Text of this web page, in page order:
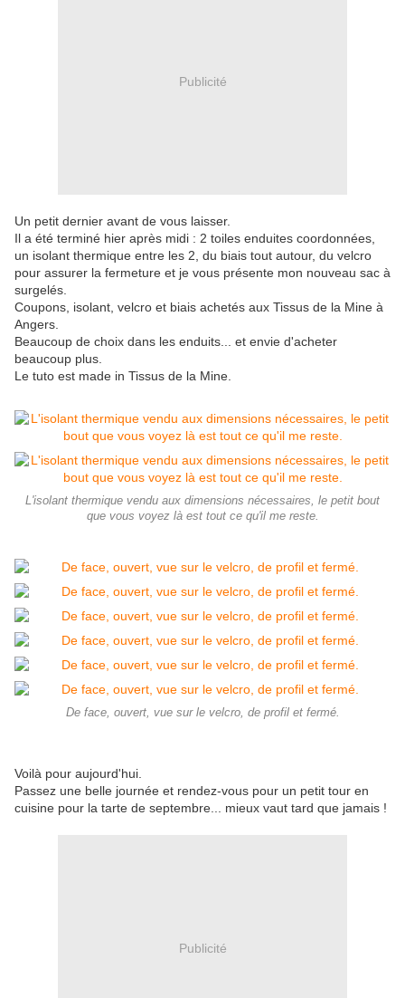
Publicité
Un petit dernier avant de vous laisser.
Il a été terminé hier après midi : 2 toiles enduites coordonnées,
un isolant thermique entre les 2, du biais tout autour, du velcro
pour assurer la fermeture et je vous présente mon nouveau sac à
surgelés.
Coupons, isolant, velcro et biais achetés aux Tissus de la Mine à
Angers.
Beaucoup de choix dans les enduits... et envie d'acheter
beaucoup plus.
Le tuto est made in Tissus de la Mine.
L'isolant thermique vendu aux dimensions nécessaires, le petit bout
que vous voyez là est tout ce qu'il me reste.
De face, ouvert, vue sur le velcro, de profil et fermé.
Voilà pour aujourd'hui.
Passez une belle journée et rendez-vous pour un petit tour en
cuisine pour la tarte de septembre... mieux vaut tard que jamais !
Publicité